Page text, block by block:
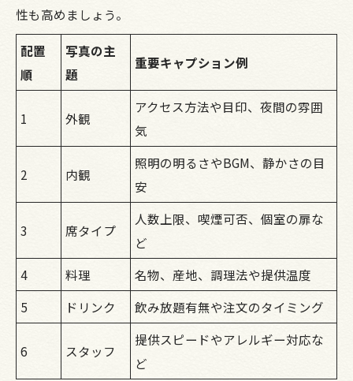
性も高めましょう。
配置
順
写真の主
題
重要キャプション例
1 外観
アクセス方法や目印、夜間の雰囲
気
2 内観
照明の明るさやBGM、静かさの目
安
3 席タイプ
人数上限、喫煙可否、個室の扉な
ど
4
料理
名物、産地、調理法や提供温度
5
ドリンク 飲み放題有無や注文のタイミング
6 スタッフ
提供スピードやアレルギー対応な
ど